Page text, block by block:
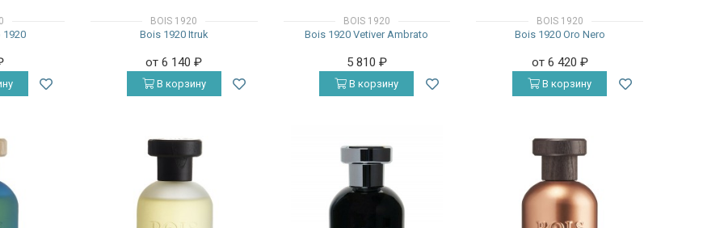
1920
BOIS 1920
Bois 1920 Itruk
от 6 140₽
В корзину
BOIS 1920
Bois 1920 Vetiver Ambrato
5 810 ₽
В корзину
BOIS 1920
Bois 1920 Oro Nero
от 6 420 ₽
В корзину